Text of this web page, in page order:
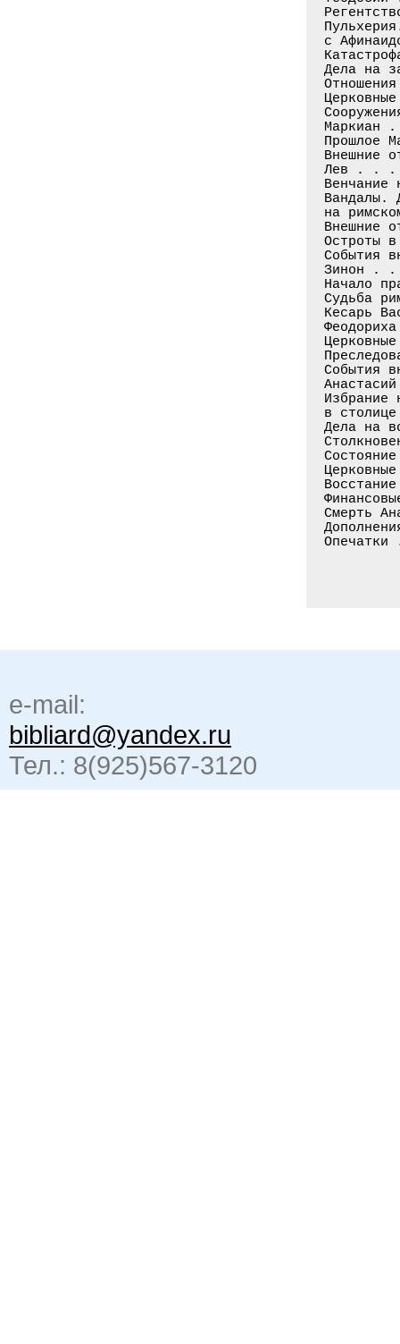
с
Дела на
Прошлое
Лев . .
Вандалы.
на
Зинон
Начало
Судьба
Кесарь
Избрание
в
Дела
Смерть
e-mail:
bibliard@yandex.ru
Тел.: 8(925)567-3120